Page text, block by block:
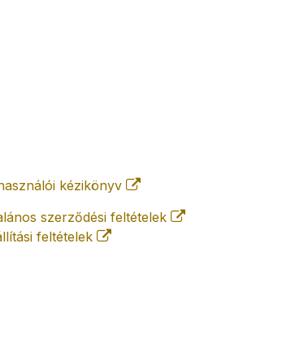
kézikönyv
szerződési feltételek
feltételek